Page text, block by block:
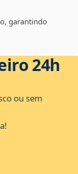
garantindo
24h
ou sem